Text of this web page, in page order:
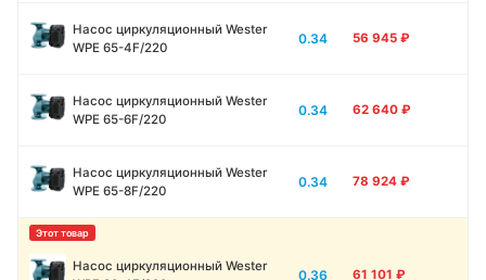
Насос циркуляционный Wester
WPE 65-4F/220
0.34 56 945 ₽
Насос циркуляционный Wester
WPE 65-6F/220
0.34 62 640 ₽
Насос циркуляционный Wester
WPE 65-8F/220
0.34 78 924 ₽
Насос циркуляционный Wester
0.36 61 101 ₽